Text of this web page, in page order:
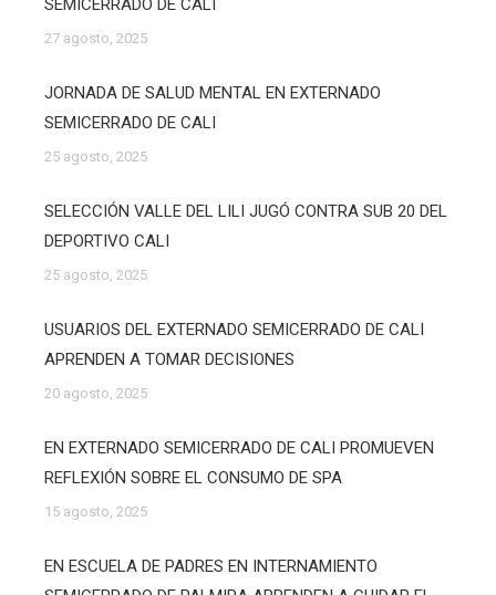
SEMICERRADO DE CALI
27 agosto, 2025
JORNADA DE SALUD MENTAL EN EXTERNADO
SEMICERRADO DE CALI
25 agosto, 2025
SELECCIÓN VALLE DEL LILI JUGÓ CONTRA SUB 20 DEL
DEPORTIVO CALI
25 agosto, 2025
USUARIOS DEL EXTERNADO SEMICERRADO DE CALI
APRENDEN A TOMAR DECISIONES
20 agosto, 2025
EN EXTERNADO SEMICERRADO DE CALI PROMUEVEN
REFLEXIÓN SOBRE EL CONSUMO DE SPA
15 agosto, 2025
EN ESCUELA DE PADRES EN INTERNAMIENTO